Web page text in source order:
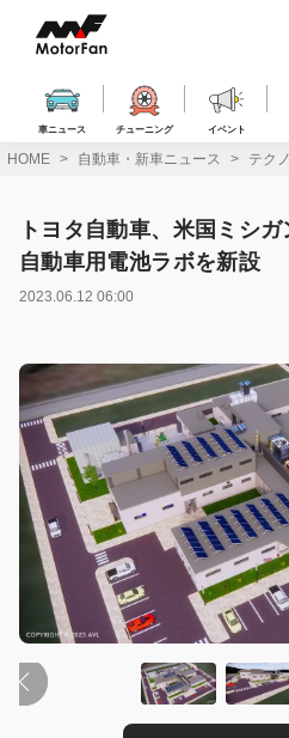
ス
車ニュース チューニング イベント
HOME 自動車・新車ニュース テク
トヨタ自動車、米国ミシ
自動車用電池ラボを新設
2023.06.12 06:00